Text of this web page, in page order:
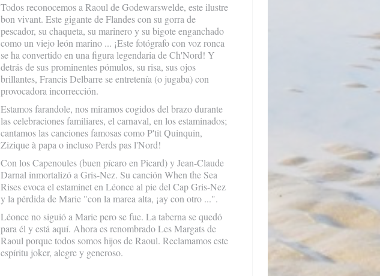
Todos reconocemos a Raoul de Godewarswelde, este ilustre
bon vivant. Este gigante de Flandes con su gorra de
pescador, su chaqueta, su marinero y su bigote enganchado
como un viejo león marino ... ¡Este fotógrafo con voz ronca
se ha convertido en una figura legendaria de Ch'Nord! Y
detrás de sus prominentes pómulos, su risa, sus ojos
brillantes, Francis Delbarre se entretenía (o jugaba) con
provocadora incorrección.
Estamos farandole, nos miramos cogidos del brazo durante
las celebraciones familiares, el carnaval, en los estaminados;
cantamos las canciones famosas como P'tit Quinquin,
Zizique à papa o incluso Perds pas l'Nord!
Con los Capenoules (buen pícaro en Picard) y Jean-Claude
Darnal inmortalizó a Gris-Nez. Su canción When the Sea
Rises evoca el estaminet en Léonce al pie del Cap Gris-Nez
y la pérdida de Marie "con la marea alta, ¡ay con otro ...".
Léonce no siguió a Marie pero se fue. La taberna se quedó
para él y está aquí. Ahora es renombrado Les Margats de
Raoul porque todos somos hijos de Raoul. Reclamamos este
espíritu joker, alegre y generoso.